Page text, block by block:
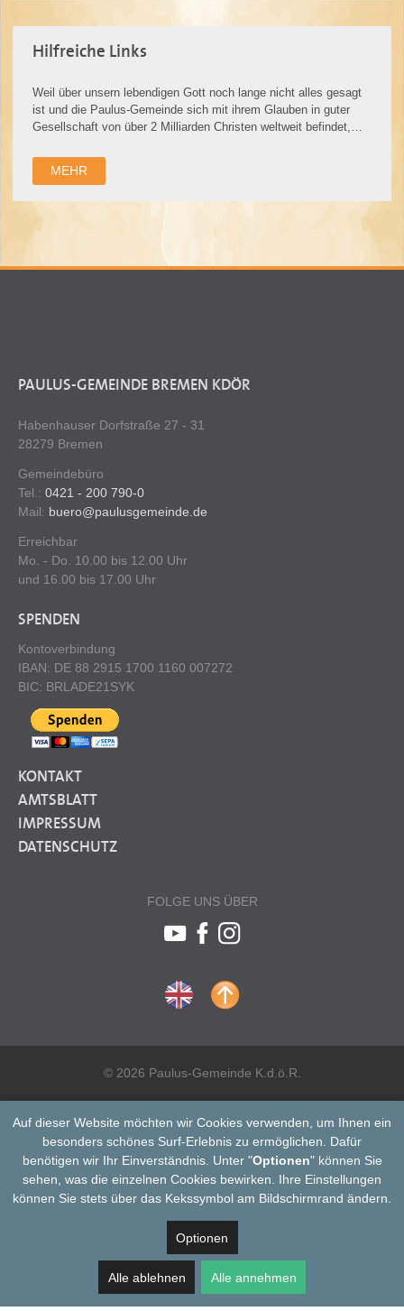
Hilfreiche Links
Weil über unsern lebendigen Gott noch lange nicht alles gesagt
ist und die Paulus-Gemeinde sich mit ihrem Glauben in guter
Gesellschaft von über 2 Milliarden Christen weltweit befindet,
MEHR
PAULUS-GEMEINDE BREMEN KDÖR
Habenhauser Dorfstraße 27 - 31
28279 Bremen
Gemeindebüro
Tel.: 0421 - 200 790-0
Mail: buero@paulusgemeinde.de
Erreichbar
Mo. - Do. 10.00 bis 12.00 Uhr
und 16.00 bis 17.00 Uhr
SPENDEN
Kontoverbindung
IBAN: DE 88 2915 1700 1160 007272
BIC: BRLADE21SYK
KONTAKT
AMTSBLATT
IMPRESSUM
DATENSCHUTZ
FOLGE UNS ÜBER
© 2026 Paulus-Gemeinde K.d.ö.R.
Auf dieser Website möchten wir Cookies verwenden, um Ihnen ein
besonders schönes Surf-Erlebnis zu ermöglichen. Dafür
benötigen wir Ihr Einverständnis. Unter "Optionen" können Sie
sehen, was die einzelnen Cookies bewirken. Ihre Einstellungen
können Sie stets über das Kekssymbol am Bildschirmrand ändern.
Optionen
Alle ablehnen Alle annehmen